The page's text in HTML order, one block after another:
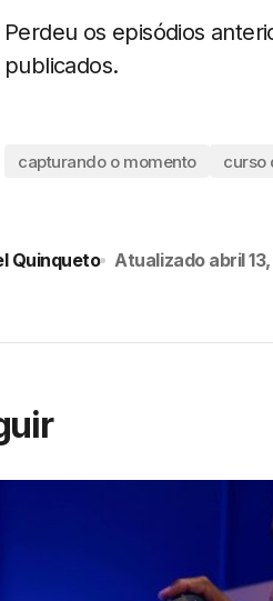
Perdeu os episódios
publicados.
capturando o momento curso
Quinqueto Atualizado abril